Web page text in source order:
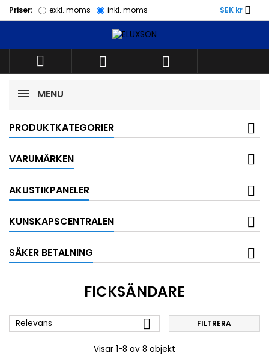
Priser: exkl. moms inkl. moms SEK kr 
  
MENU
PRODUKTKATEGORIER
VARUMÄRKEN
AKUSTIKPANELER
KUNSKAPSCENTRALEN
SÄKER BETALNING
FICKSÄNDARE
Relevans  FILTRERA
Visar 1-8 av 8 objekt